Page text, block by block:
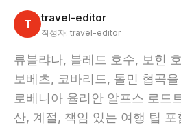
T travel-editor
작성자: travel-editor
류블랴나, 블레드 호수, 보힌
보베츠, 코바리드, 톨민 협곡
로베니아 율리안 알프스 로드
산, 계절, 책임 있는 여행 팁 포